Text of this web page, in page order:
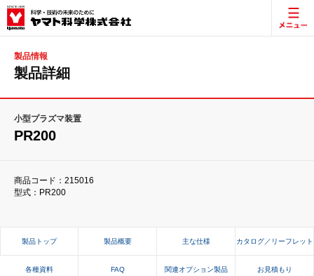
製品情報
製品詳細
小型プラズマ装置
PR200
商品コード：215016
型式：PR200
製品トップ 製品概要 主な仕様 カタログ／リーフレット
各種資料 FAQ 関連オプション製品 お見積もり